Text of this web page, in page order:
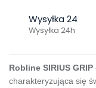
Wysyłka 24
Wysyłka 24h
Robline SIRIUS GRIP
charakteryzująca się